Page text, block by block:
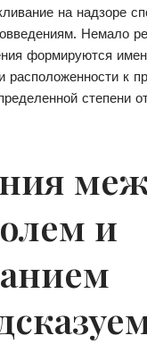
на надзоре
Немало
формируются
расположенности к
степени
и